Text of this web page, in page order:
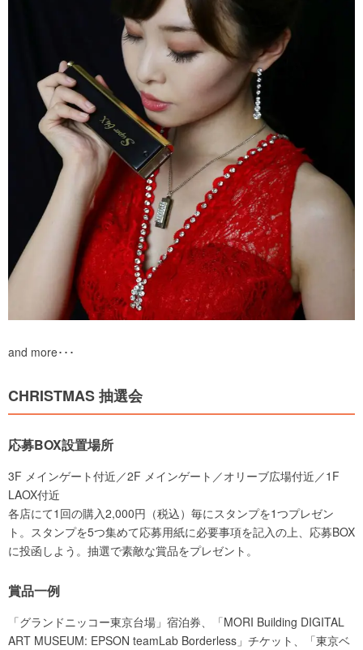
and more･･･
CHRISTMAS 抽選会
応募BOX設置場所
3F メインゲート付近／2F メインゲート／オリーブ広場付近／1F
LAOX付近
各店にて1回の購入2,000円（税込）毎にスタンプを1つプレゼン
ト。スタンプを5つ集めて応募用紙に必要事項を記入の上、応募BOX
に投函しよう。抽選で素敵な賞品をプレゼント。
賞品一例
「グランドニッコー東京台場」宿泊券、「MORI Building DIGITAL
ART MUSEUM: EPSON teamLab Borderless」チケット、「東京ベ